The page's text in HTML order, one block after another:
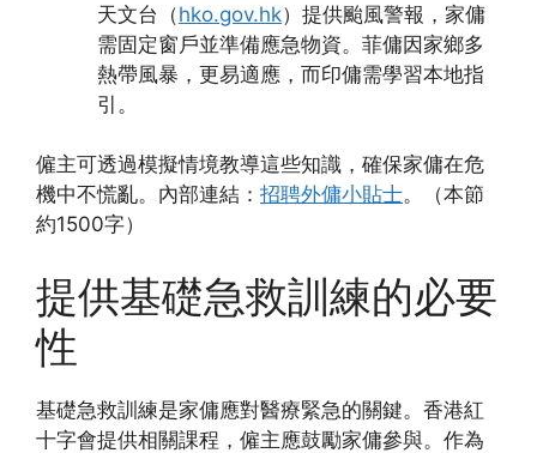
天文台（hko.gov.hk）提供颱風警報，家傭
需固定窗戶並準備應急物資。菲傭因家鄉多
熱帶風暴，更易適應，而印傭需學習本地指
引。
僱主可透過模擬情境教導這些知識，確保家傭在危
機中不慌亂。內部連結： 招聘外傭小貼士。（本節
約1500字）
提供基礎急救訓練的必要
性
基礎急救訓練是家傭應對醫療緊急的關鍵。香港紅
十字會提供相關課程，僱主應鼓勵家傭參與。作為